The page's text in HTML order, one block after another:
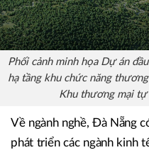
Phối cảnh minh họa Dự án
hạ tầng khu chức năng
Khu thương mại tự
Về ngành nghề, Đà Nẵng
phát triển các ngành kinh